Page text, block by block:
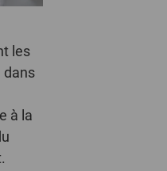
les
dans
à la